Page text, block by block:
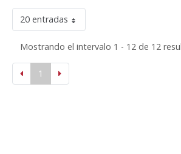
20 entradas
Mostrando el intervalo 1 - 12 de 12
1